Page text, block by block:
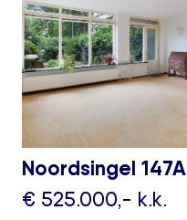
Noordsingel 147A
€ 525.000,- k.k.